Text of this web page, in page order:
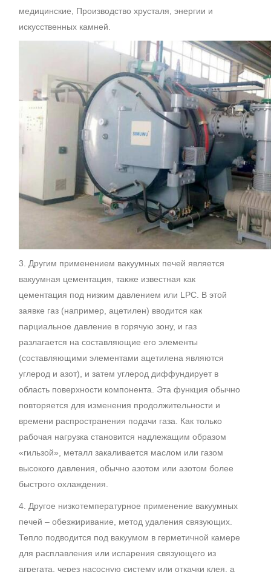
медицинские, Производство хрусталя, энергии и
искусственных камней.
3. Другим применением вакуумных печей является
вакуумная цементация, также известная как
цементация под низким давлением или LPC. В этой
заявке газ (например, ацетилен) вводится как
парциальное давление в горячую зону, и газ
разлагается на составляющие его элементы
(составляющими элементами ацетилена являются
углерод и азот), и затем углерод диффундирует в
область поверхности компонента. Эта функция обычно
повторяется для изменения продолжительности и
времени распространения подачи газа. Как только
рабочая нагрузка становится надлежащим образом
«гильзой», металл закаливается маслом или газом
высокого давления, обычно азотом или азотом более
быстрого охлаждения.
4. Другое низкотемпературное применение вакуумных
печей – обезжиривание, метод удаления связующих.
Тепло подводится под вакуумом в герметичной камере
для расплавления или испарения связующего из
агрегата, через насосную систему или откачки клея, а